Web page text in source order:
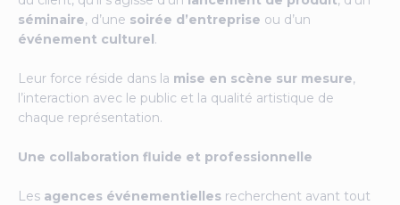
séminaire, d’une soirée d’entreprise ou d’un
événement culturel.
Leur force réside dans la mise en scène sur mesure,
l’interaction avec le public et la qualité artistique de
chaque représentation.
Une collaboration fluide et professionnelle
Les agences événementielles recherchent avant tout